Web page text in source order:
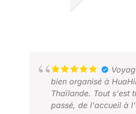
bien organisé à
Thaïlande. Tout s'est
passé, de l'accueil à